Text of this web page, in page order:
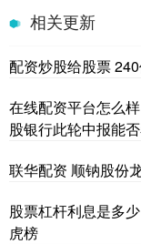
相关更新
配资炒股给股票
在线配资平台怎么
股银行此轮中报能
联华配资 顺钠股份
股票杠杆利息是多
虎榜